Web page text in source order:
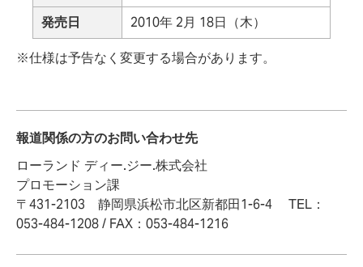
発売日
2010年 2月 18日（木）
※仕様は予告なく変更する場合があります。
報道関係の方のお問い合わせ先
ローランド ディー.ジー.株式会社
プロモーション課
〒431-2103 静岡県浜松市北区新都田1-6-4 TEL：
053-484-1208 / FAX：053-484-1216